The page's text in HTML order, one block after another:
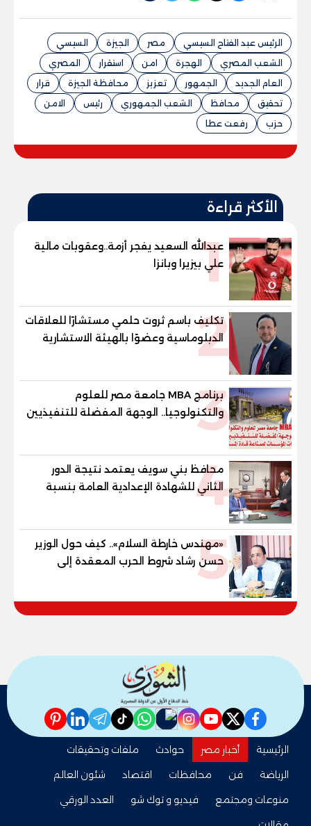
الرئيس عبد الفتاح السيسي مصر الجيزة
السيسي
الشعب المصري
الهجرة امن استقرار
المصري
العام الجديد
الجمهور تعزيز محافظة الجيزة
قرار
تحقيق
محافظ الشعب الجمهوري رئيس
الامن
حزب
رفعت عطا
الأكثر قراءة
1
عبدالله السعيد يفجر أزمة..وعقوبات مالية
علي بيزيرا وبانزا
2
تكليف باسم ثروت حلمي مستشارًا للعلاقات
الدبلوماسية وعضوًا بالهيئة الاستشارية
العليا لمنظمة «جاد جمينت يوإن»
3
برنامج MBA جامعة مصر للعلوم
والتكنولوجيا.. الوجهة المفضلة للتنفيذيين
وقيادات المؤسسات لصناعة قادة
4
محافظ بني سويف يعتمد نتيجة الدور
الثاني للشهادة الإعدادية العامة بنسبة
والنور للمكفوفين
5
«مهندس خارطة السلام».. كيف حول الوزير
حسن رشاد شروط الحرب المعقدة إلى
"خارطة طريق" للانسحاب والإعمار؟
facebook
twitter
youtube
instagram
nabd
whatsapp
tiktok
telegram
linkedin
pinterest
الرئيسية أخبار مصر حوادث
ملفات وتحقيقات
الرياضة
فن محافظات اقتصاد
شئون العالم
منوعات ومجتمع
فيديو و توك شو
العدد الورقي